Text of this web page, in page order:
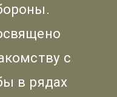
с
в рядах